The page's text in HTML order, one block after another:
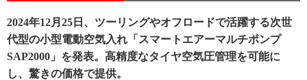
2024年12月25日、ツーリングやオフロードで活躍する次世
代型の小型電動空気入れ「スマートエアーマルチポンプ
SAP2000」を発表。高精度なタイヤ空気圧管理を可能に
し、驚きの価格で提供。